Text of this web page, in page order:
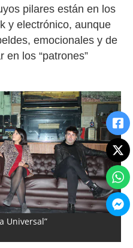
pilares están en los
y electrónico, aunque
emocionales y de
en los “patrones”
Universal”